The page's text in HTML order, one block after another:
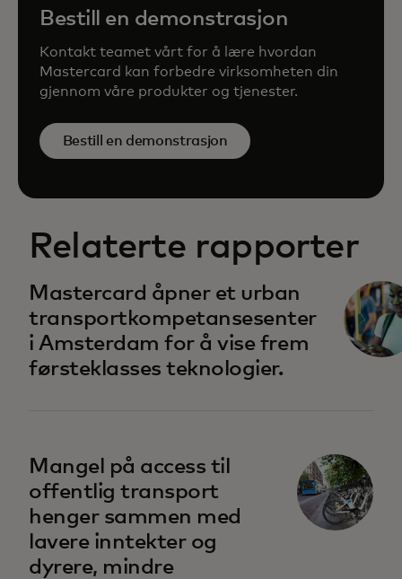
Bestill en demonstrasjon
Kontakt teamet vårt for å lære hvordan
Mastercard kan forbedre virksomheten din
gjennom våre produkter og tjenester.
Bestill en demonstrasjon
Relaterte rapporter
Mastercard åpner et urban
transportkompetansesenter
i Amsterdam for å vise frem
førsteklasses teknologier.
opens in a new tab
Mangel på access til
offentlig transport
henger sammen med
lavere inntekter og
dyrere, mindre
opens in a new tab